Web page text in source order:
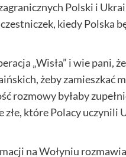
Polski i
kiedy Polska
„Wisła” i wie pani,
żeby zamieszkać
rozmowy byłaby
które Polacy uczynili
na Wołyniu